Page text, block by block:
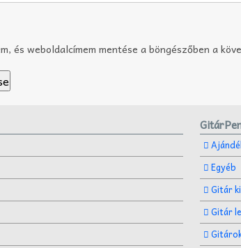
és weboldalcímem mentése a böngészőben a
Egyéb
Gitár
Gitár